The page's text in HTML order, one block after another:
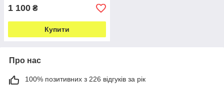
1 100 ₴
Купити
Про нас
100% позитивних з 226 відгуків за рік